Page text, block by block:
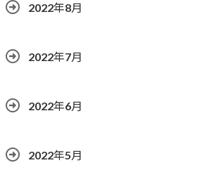
2022年8月
2022年7月
2022年6月
2022年5月